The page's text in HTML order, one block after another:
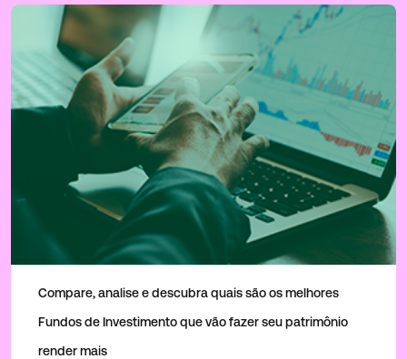
Comparador de Fundos
Compare, analise e descubra quais são os melhores
Fundos de Investimento que vão fazer seu patrimônio
render mais